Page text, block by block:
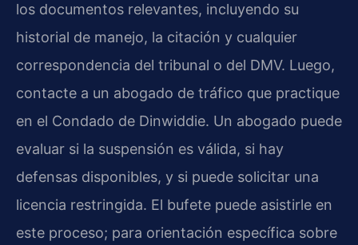
los documentos relevantes, incluyendo su
historial de manejo, la citación y cualquier
correspondencia del tribunal o del DMV. Luego,
contacte a un abogado de tráfico que practique
en el Condado de Dinwiddie. Un abogado puede
evaluar si la suspensión es válida, si hay
defensas disponibles, y si puede solicitar una
licencia restringida. El bufete puede asistirle en
este proceso; para orientación específica sobre